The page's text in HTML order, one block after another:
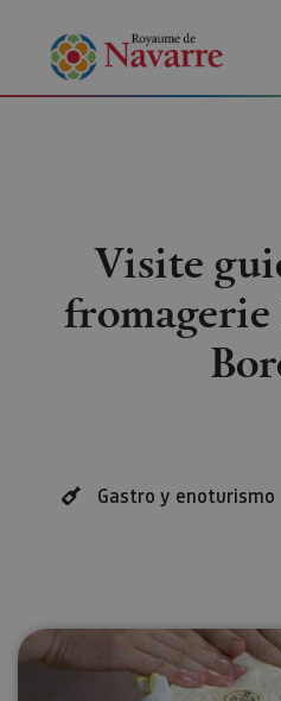
Visite
Gastro y enoturismo